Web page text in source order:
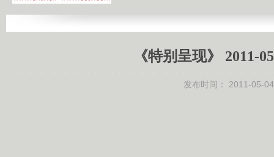
《特别呈现》 2011-
发布时间： 2011-05-